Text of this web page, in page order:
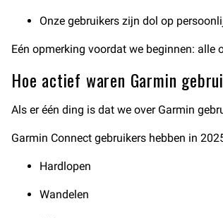
Onze gebruikers zijn dol op
Eén opmerking voordat we beginnen: alle
Hoe actief waren Garmin
Als er één ding is dat we over Garmin
Garmin Connect gebruikers hebben in
Hardlopen
Wandelen